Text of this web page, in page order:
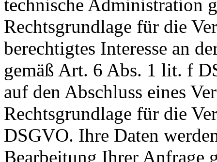
technische Administration
Rechtsgrundlage für die
berechtigtes Interesse an
gemäß Art. 6 Abs. 1 lit. f
auf den Abschluss eines
Rechtsgrundlage für die
DSGVO. Ihre Daten
Bearbeitung Ihrer Anfrage